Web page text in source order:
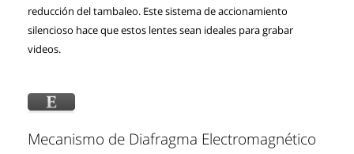
reducción del tambaleo. Este sistema de accionamiento
silencioso hace que estos lentes sean ideales para grabar
videos.
Mecanismo de Diafragma Electromagnético